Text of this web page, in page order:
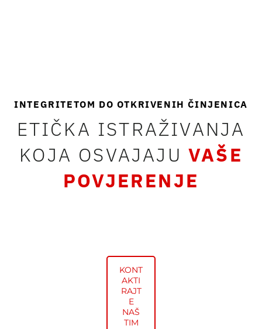
INTEGRITETOM DO OTKRIVENIH ČINJENICA
ETIČKA ISTRAŽIVANJA
KOJA OSVAJAJU VAŠE
POVJERENJE
KONT
AKTI
RAJT
E
NAŠ
TIM